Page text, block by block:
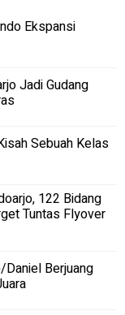
Ekspansi
Jadi Gudang
Sebuah Kelas
122 Bidang
Tuntas Flyover
Berjuang